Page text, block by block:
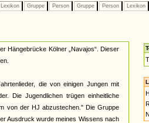
Lexikon Gruppe Person Gruppe Person Lexikon
Hängebrücke Kölner „Navajos“. Dieser
die von einigen Jungen mit
Die Jugendlichen trügen einheitliche
von der HJ abzustechen." Die Gruppe
Ausdruck wurde meines Wissens nach